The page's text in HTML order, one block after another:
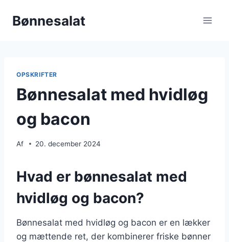
Bønnesalat
OPSKRIFTER
Bønnesalat med hvidløg
og bacon
Af 20. december 2024
Hvad er bønnesalat med
hvidløg og bacon?
Bønnesalat med hvidløg og bacon er en lækker
og mættende ret, der kombinerer friske bønner